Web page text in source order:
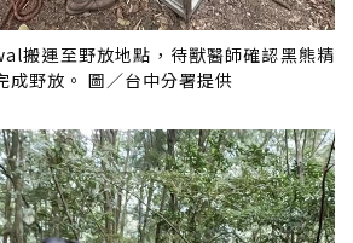
搬運至野放地點，待獸醫師確認黑熊精
成野放。 圖／台中分署提供